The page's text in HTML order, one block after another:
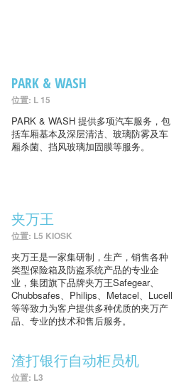
PARK & WASH
位置: L 15
PARK & WASH 提供多项汽车服务，包
括车厢基本及深层清洁、玻璃防雾及车
厢杀菌、挡风玻璃加固膜等服务。
夹万王
位置: L5 KIOSK
夹万王是一家集研制，生产，销售各种
类型保险箱及防盗系统产品的专业企
业，集团旗下品牌夹万王Safegear、
Chubbsafes、Philips、Metacel、Lucell
等等致力为客户提供多种优质的夹万产
品、专业的技术和售后服务。
渣打银行自动柜员机
位置: L3